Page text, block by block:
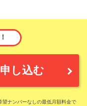
し込む
ナンバーなしの最低月額料金で